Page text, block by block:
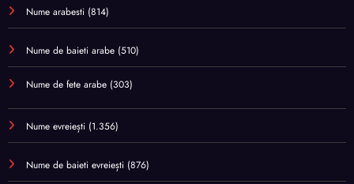
Nume arabesti (814)
Nume de baieti arabe (510)
Nume de fete arabe (303)
Nume evreiești (1.356)
Nume de baieti evreiești (876)